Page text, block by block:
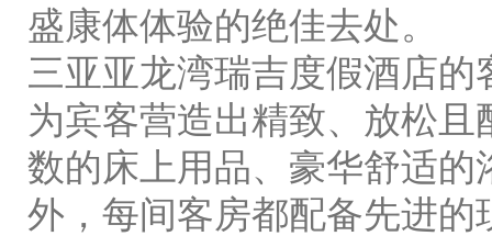
盛康体体验的绝佳去处。
三亚亚龙湾瑞吉度假酒店的
为宾客营造出精致、放松
数的床上用品、豪华舒适
外，每间客房都配备先进